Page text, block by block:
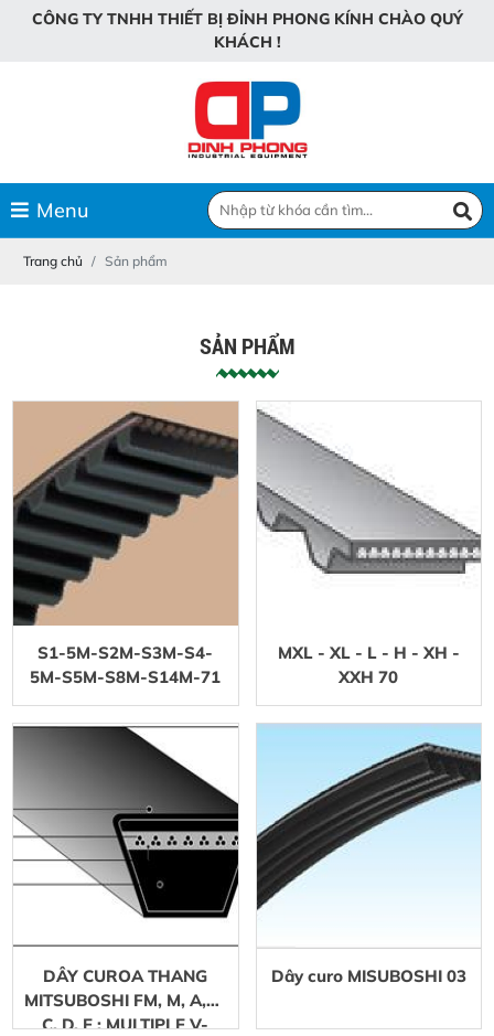
CÔNG TY TNHH THIẾT BỊ ĐỈNH PHONG KÍNH CHÀO QUÝ
KHÁCH !
Menu
Trang chủ Sản phẩm
SẢN PHẨM
S1-5M-S2M-S3M-S4-
5M-S5M-S8M-S14M-71
MXL - XL - L - H - XH -
XXH 70
DÂY CUROA THANG
MITSUBOSHI FM, M, A, B,
C, D, E : MULTIPLE V-
Dây curo MISUBOSHI 03